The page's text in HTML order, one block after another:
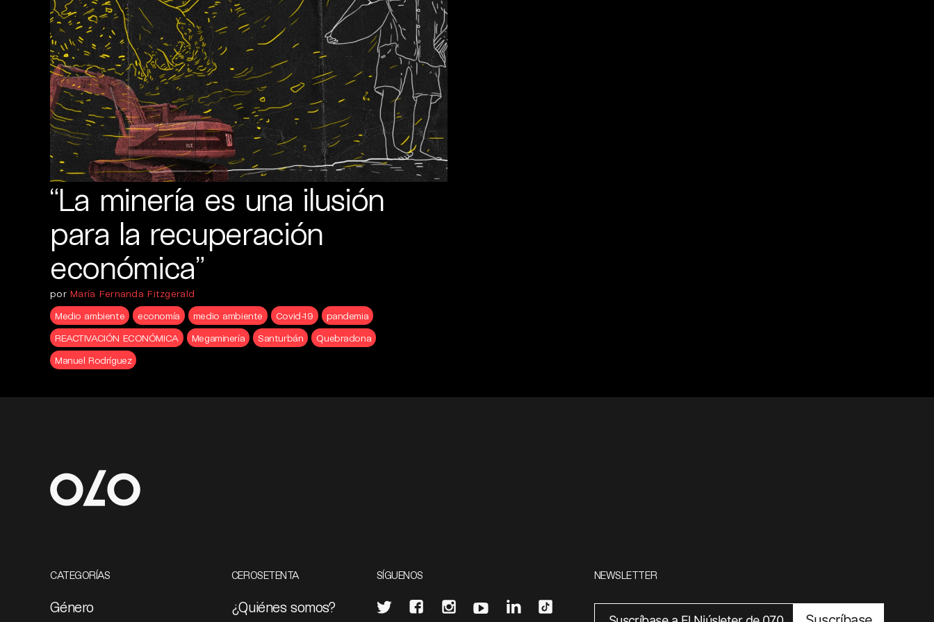
“La minería es una ilusión
para la recuperación
económica”
porMaría Fernanda Fitzgerald
Medio ambiente
economía medio ambiente Covid-19
pandemia
REACTIVACIÓN ECONÓMICA
Megaminería Santurbán
Quebradona
Manuel Rodríguez
CATEGORÍAS
Género
CEROSETENTA
¿Quiénes somos?
SÍGUENOS NEWSLETTER